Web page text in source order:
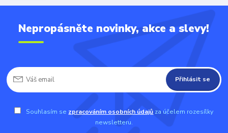
Nepropásněte novinky, akce a slevy!
Přihlásit se
Souhlasím se zpracováním osobních údajů za účelem rozesílky
newsletteru.